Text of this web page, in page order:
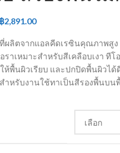
฿2,891.00
ผลิตจากแอลคีดเรซินคุณภาพสูง
ราเหมาะสำหรับสีเคลือบเงา ที
ห้พื้นผิวเรียบ และปกปิดพื้นผิวไ
สำหรับงานใช้ทาเป็นสีรองพื้นบ